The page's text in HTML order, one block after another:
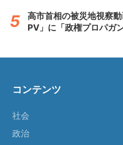
高市首相の被災地視察
PV」に「政権プロパガ
コンテンツ
社会
政治